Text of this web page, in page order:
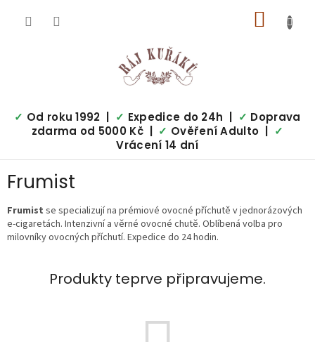
KOŠÍK
✓ Od roku 1992 | ✓ Expedice do 24h | ✓ Doprava
zdarma od 5000 Kč | ✓ Ověření Adulto |
✓
Vrácení 14 dní
Frumist
Frumist se specializují na prémiové ovocné příchutě v jednorázových
e-cigaretách. Intenzivní a věrné ovocné chutě. Oblíbená volba pro
milovníky ovocných příchutí. Expedice do 24 hodin.
Produkty teprve připravujeme.